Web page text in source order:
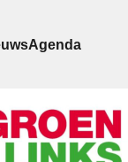
Agenda